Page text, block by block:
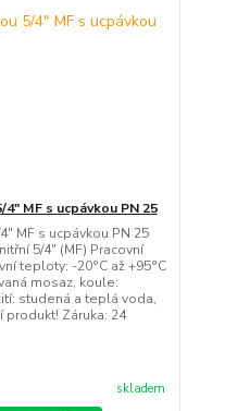
MF s ucpávkou PN 25
MF s ucpávkou PN 25
5/4" (MF) Pracovní
teploty: -20°C až +95°C
mosaz, koule:
studená a teplá voda,
Záruka: 24
skladem